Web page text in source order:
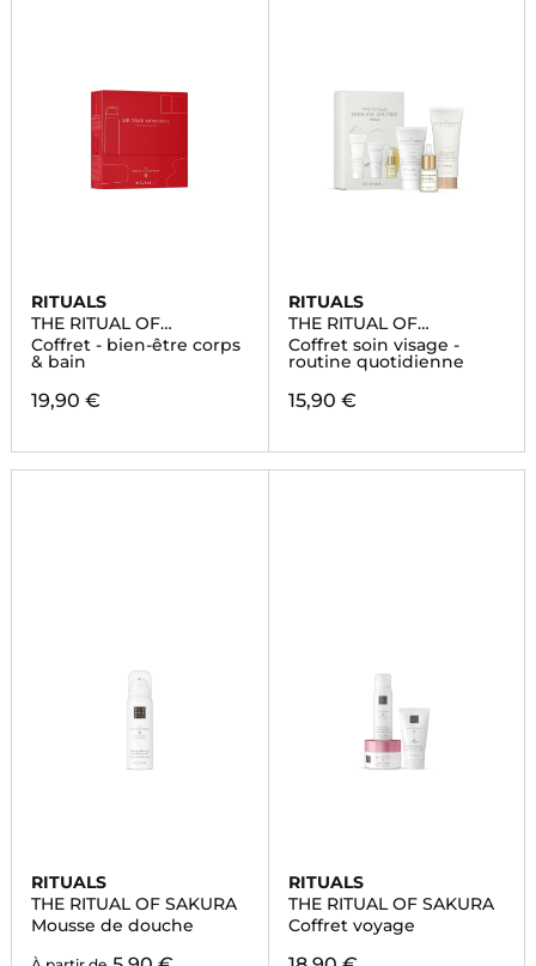
RITUALS
THE RITUAL OF
AYURVEDA
Coffret - bien-être corps
& bain
19,90 €
RITUALS
THE RITUAL OF
NAMASTE
Coffret soin visage -
routine quotidienne
15,90 €
RITUALS
THE RITUAL OF SAKURA
Mousse de douche
RITUALS
THE RITUAL OF SAKURA
Coffret voyage